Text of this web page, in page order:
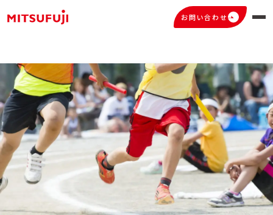
お問い合わせ
行政 – tax –